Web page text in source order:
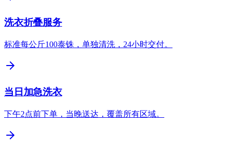
洗衣折叠服务
标准每公斤100泰铢，单独清洗，24小时交付。
当日加急洗衣
下午2点前下单，当晚送达，覆盖所有区域。